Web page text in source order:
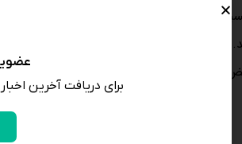
اقتصاد است. اما در چرخه کنونی که
اکنون با یک پارادوکس روبه‌روست: داده
فضای معاملاتی را شکننده‌تر می‌کند.
برای دریافت آخرین